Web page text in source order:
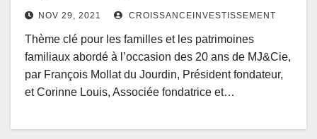
NOV 29, 2021 CROISSANCEINVESTISSEMENT
Thème clé pour les familles et les patrimoines
familiaux abordé à l’occasion des 20 ans de MJ&Cie,
par François Mollat du Jourdin, Président fondateur,
et Corinne Louis, Associée fondatrice et…